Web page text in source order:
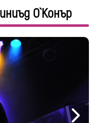
О`Конър